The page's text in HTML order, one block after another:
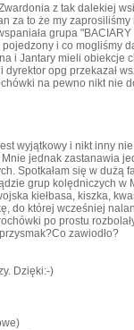
z tak dalekiej
za to że my
grupa
i co mogliśmy
i Jantary mieli
opg przekazał
na pewno nikt nie
wyjątkowy i nikt inny
jednak zastanawia
Spotkałam się w dużą
grup kolędniczych w
kiełbasa, kiszka,
do której wcześniej
po prostu
zawiodło?
Dzięki:-)